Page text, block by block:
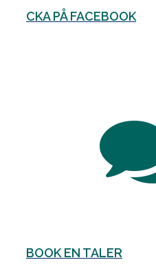
CKA PÅ FACEBOOK
BOOK EN TALER